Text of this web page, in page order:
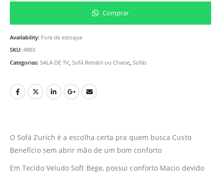
Comprar
Availability: Fora de estoque
SKU: 4883
Categorias: SALA DE TV, Sofá Retrátil ou Chaise, Sofás
O Sofá Zurich é a escolha certa pra quem busca Custo
Benefício sem abrir mão de um bom conforto
Em Tecido Veludo Soft Bege, possui conforto Macio devido